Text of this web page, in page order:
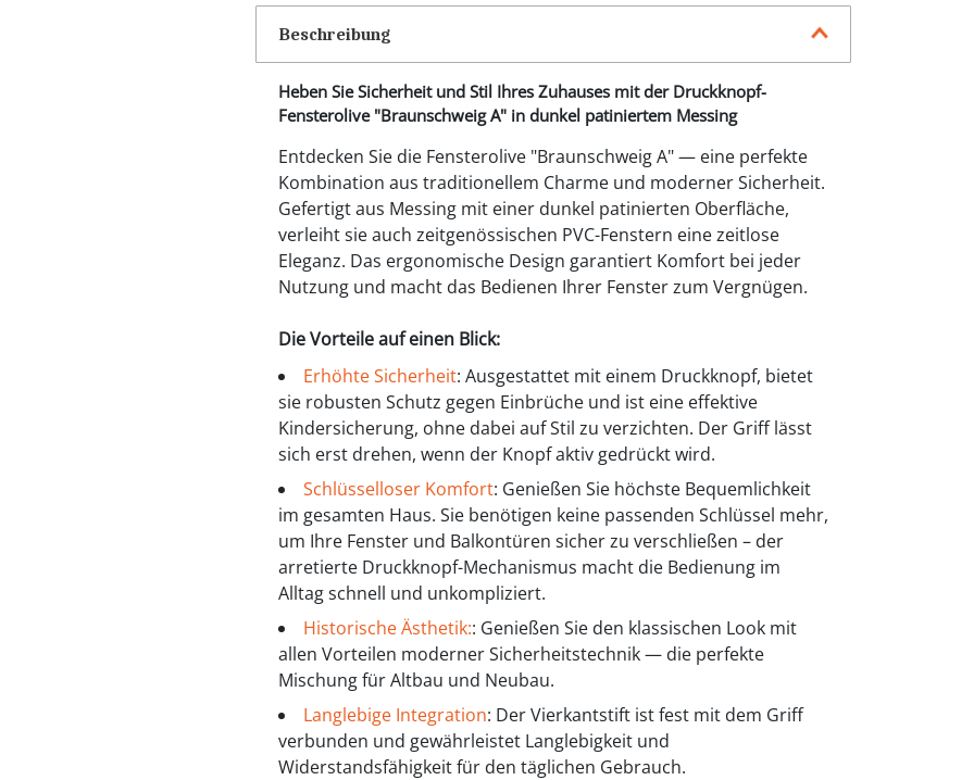
Beschreibung
Heben Sie Sicherheit und Stil Ihres Zuhauses mit der Druckknopf-
Fensterolive "Braunschweig A" in dunkel patiniertem Messing
Entdecken Sie die Fensterolive "Braunschweig A" — eine perfekte
Kombination aus traditionellem Charme und moderner Sicherheit.
Gefertigt aus Messing mit einer dunkel patinierten Oberfläche,
verleiht sie auch zeitgenössischen PVC-Fenstern eine zeitlose
Eleganz. Das ergonomische Design garantiert Komfort bei jeder
Nutzung und macht das Bedienen Ihrer Fenster zum Vergnügen.
Die Vorteile auf einen Blick:
Erhöhte Sicherheit: Ausgestattet mit einem Druckknopf, bietet
sie robusten Schutz gegen Einbrüche und ist eine effektive
Kindersicherung, ohne dabei auf Stil zu verzichten. Der Griff lässt
sich erst drehen, wenn der Knopf aktiv gedrückt wird.
Schlüsselloser Komfort: Genießen Sie höchste Bequemlichkeit
im gesamten Haus. Sie benötigen keine passenden Schlüssel mehr,
um Ihre Fenster und Balkontüren sicher zu verschließen – der
arretierte Druckknopf-Mechanismus macht die Bedienung im
Alltag schnell und unkompliziert.
Historische Ästhetik:: Genießen Sie den klassischen Look mit
allen Vorteilen moderner Sicherheitstechnik — die perfekte
Mischung für Altbau und Neubau.
Langlebige Integration: Der Vierkantstift ist fest mit dem Griff
verbunden und gewährleistet Langlebigkeit und
Widerstandsfähigkeit für den täglichen Gebrauch.